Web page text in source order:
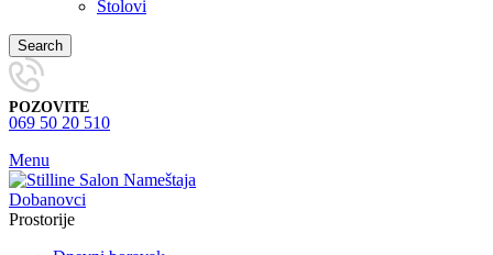
Stolovi
Search
POZOVITE
069 50 20 510
Menu
Prostorije